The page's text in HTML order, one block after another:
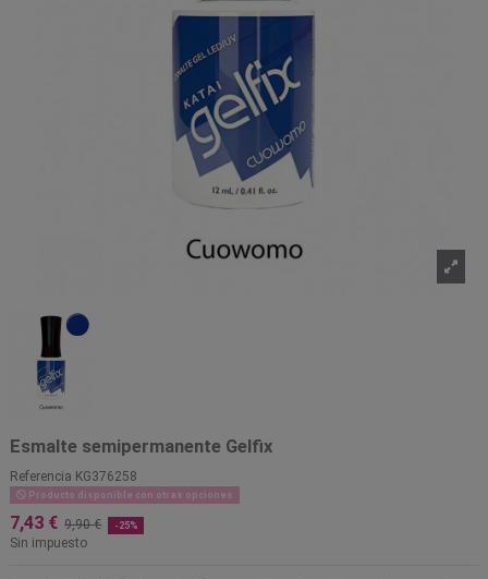
Esmalte semipermanente Gelfix
Referencia KG376258
Producto disponible con otras opciones
7,43 € 9,90 € -25%
Sin impuesto